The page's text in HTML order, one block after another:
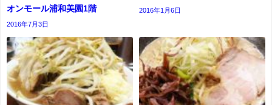
オンモール浦和美園1階
2016年7月3日
2016年1月6日